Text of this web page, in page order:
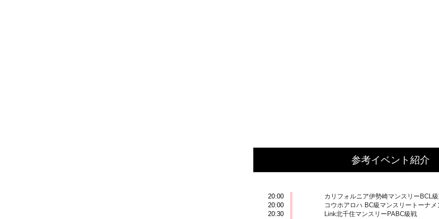
参考イベント紹介
20:00
カリフォルニア伊勢崎マンスリーBCL
20:00
コウホアロハ BC級マンスリートーナメ
20:30
Link北千住マンスリーPABC級戦